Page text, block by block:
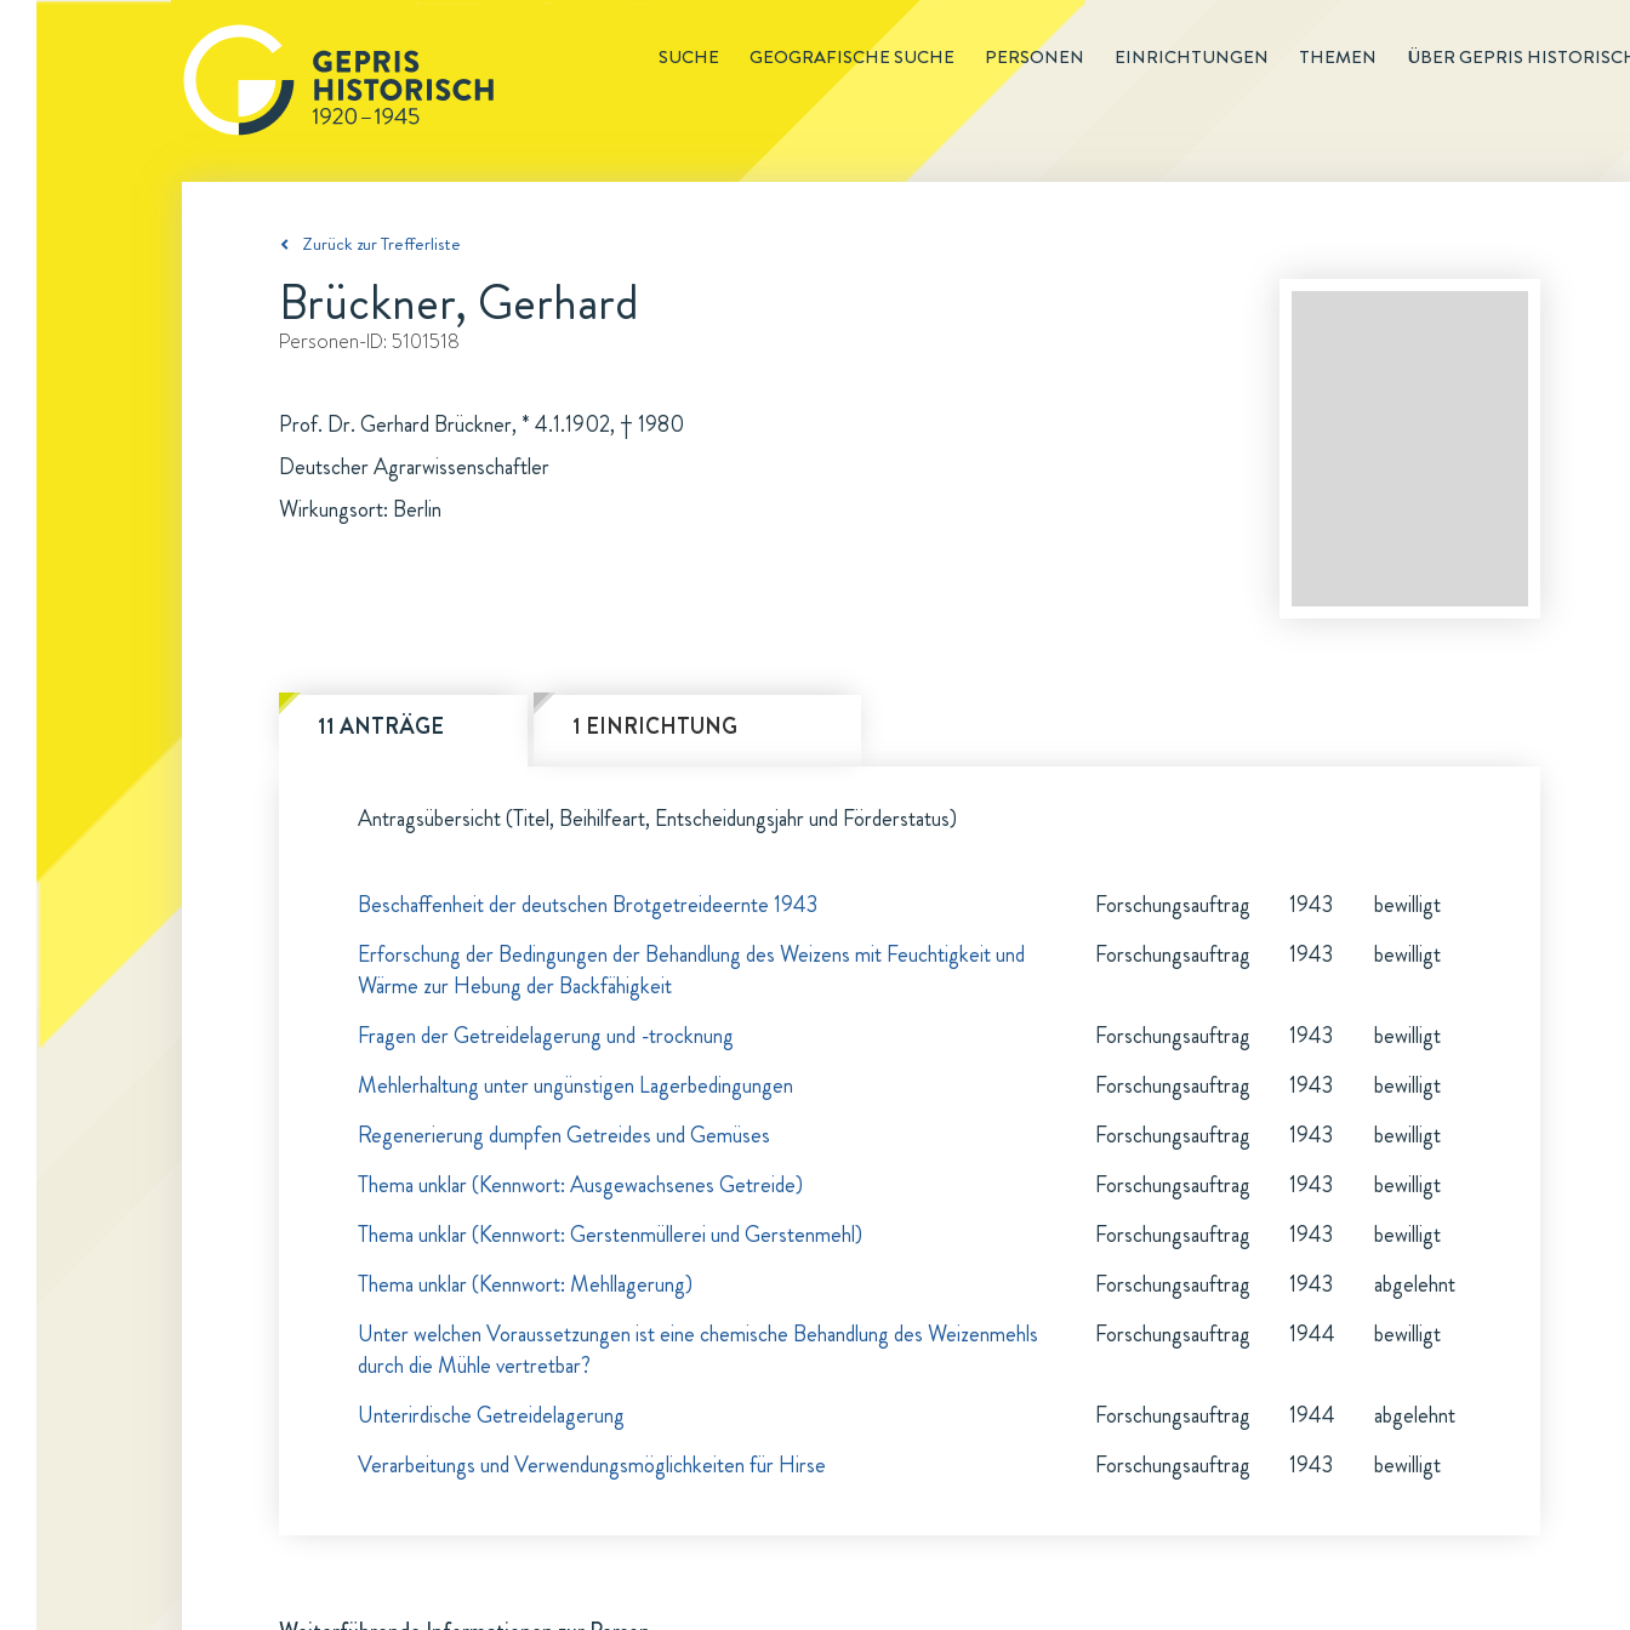
SUCHE GEOGRAFISCHE SUCHE PERSONEN EINRICHTUNGEN THEMEN ÜBER GEPRIS
Zurück zur Trefferliste
Brückner, Gerhard
Personen-ID: 5101518
Prof. Dr. Gerhard Brückner, * 4.1.1902, † 1980
Deutscher Agrarwissenschaftler
Wirkungsort: Berlin
11 ANTRÄGE 1 EINRICHTUNG
Antragsübersicht (Titel, Beihilfeart, Entscheidungsjahr und Förderstatus)
Beschaffenheit der deutschen Brotgetreideernte 1943 Forschungsauftrag 1943
bewilligt
Erforschung der Bedingungen der Behandlung des Weizens mit Feuchtigkeit und
Wärme zur Hebung der Backfähigkeit
Forschungsauftrag 1943 bewilligt
Fragen der Getreidelagerung und -trocknung Forschungsauftrag 1943
bewilligt
Mehlerhaltung unter ungünstigen Lagerbedingungen
Forschungsauftrag 1943
bewilligt
Regenerierung dumpfen Getreides und Gemüses
Forschungsauftrag 1943
bewilligt
Thema unklar (Kennwort: Ausgewachsenes Getreide)
Forschungsauftrag 1943
bewilligt
Thema unklar (Kennwort: Gerstenmüllerei und Gerstenmehl)
Forschungsauftrag 1943
bewilligt
Thema unklar (Kennwort: Mehllagerung)
Forschungsauftrag 1943
abgelehnt
Unter welchen Voraussetzungen ist eine chemische Behandlung des Weizenmehls
durch die Mühle vertretbar?
Forschungsauftrag 1944 bewilligt
Unterirdische Getreidelagerung Forschungsauftrag 1944
abgelehnt
Verarbeitungs und Verwendungsmöglichkeiten für Hirse
Forschungsauftrag 1943 bewilligt